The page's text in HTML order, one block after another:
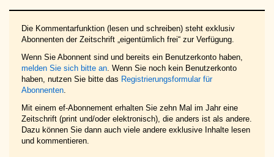
Die Kommentarfunktion (lesen und schreiben) steht exklusiv
Abonnenten der Zeitschrift „eigentümlich frei“ zur Verfügung.
Wenn Sie Abonnent sind und bereits ein Benutzerkonto haben,
melden Sie sich bitte an. Wenn Sie noch kein Benutzerkonto
haben, nutzen Sie bitte das Registrierungsformular für
Abonnenten.
Mit einem ef-Abonnement erhalten Sie zehn Mal im Jahr eine
Zeitschrift (print und/oder elektronisch), die anders ist als andere.
Dazu können Sie dann auch viele andere exklusive Inhalte lesen
und kommentieren.